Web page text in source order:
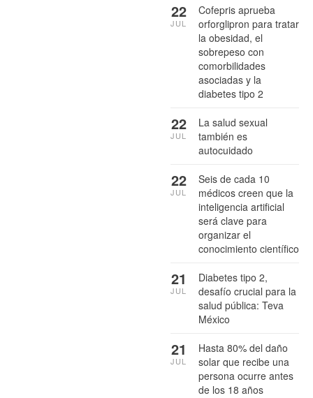
Cofepris aprueba
orforglipron para tratar
la obesidad, el
sobrepeso con
comorbilidades
asociadas y la
diabetes tipo 2
22
JUL
La salud sexual
también es
autocuidado
22
JUL
Seis de cada 10
médicos creen que la
inteligencia artificial
será clave para
organizar el
conocimiento científico
22
JUL
Diabetes tipo 2,
desafío crucial para la
salud pública: Teva
México
21
JUL
Hasta 80% del daño
solar que recibe una
persona ocurre antes
de los 18 años
21
JUL